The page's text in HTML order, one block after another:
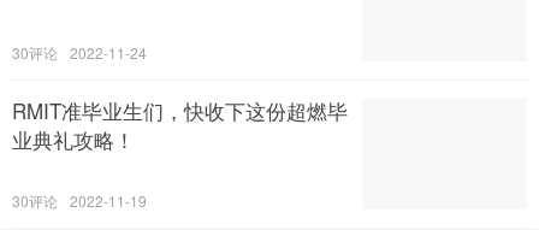
30 2022-11-24
RMIT准毕业生们，快收下这份超燃毕
业典礼攻略！
30 2022-11-19